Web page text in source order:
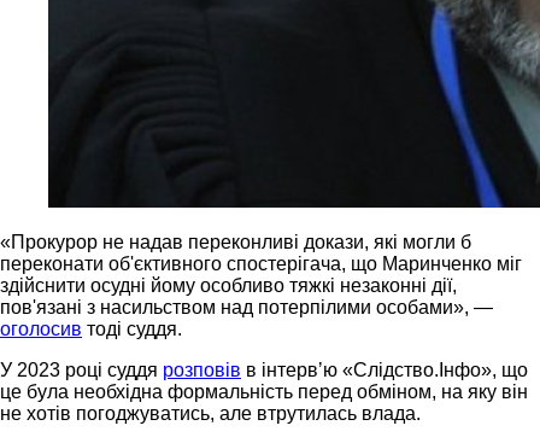
«Прокурор не надав переконливі докази, які могли б
переконати об'єктивного спостерігача, що Маринченко міг
здійснити осудні йому особливо тяжкі незаконні дії,
пов'язані з насильством над потерпілими особами», —
оголосив тоді суддя.
У 2023 році суддя розповів в інтервʼю «Слідство.Інфо», що
це була необхідна формальність перед обміном, на яку він
не хотів погоджуватись, але втрутилась влада.